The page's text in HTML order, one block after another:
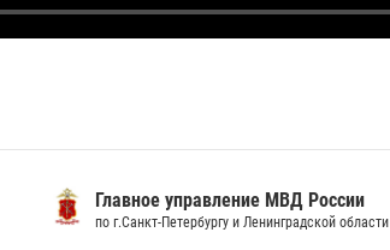
Главное управление МВД России
по г.Санкт-Петербургу и Ленинградской области